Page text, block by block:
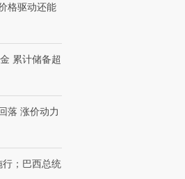
格驱动还能
累计储备超
落 涨价动力
；巴西总统